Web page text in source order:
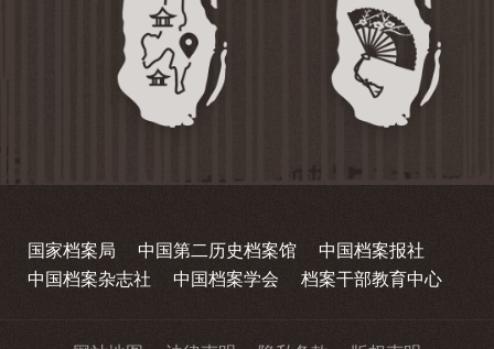
国家档案局 中国第二历史档案馆
中国档案报社
中国档案杂志社
中国档案学会 档案干部教育中心